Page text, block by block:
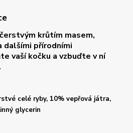
krůtím masem,
dalšími přírodními
vaší kočku a vzbuďte v ní
celé ryby, 10% vepřová játra,
glycerin